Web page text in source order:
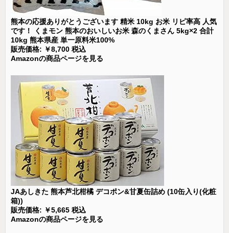
熊本の応援ありがとうございます 精米 10kg お米 リピ率高 人気
です！ くまモン 熊本のおいしいお米 森のくまさん 5kg×2 合計
10kg 熊本県産 単一原料米100%
販売価格: ￥8,700 税込
Amazonの商品ページを見る
JAあしきた 熊本芦北柑橘 デコポン&甘夏缶詰め (10缶入り(化粧
箱))
販売価格: ￥5,665 税込
Amazonの商品ページを見る